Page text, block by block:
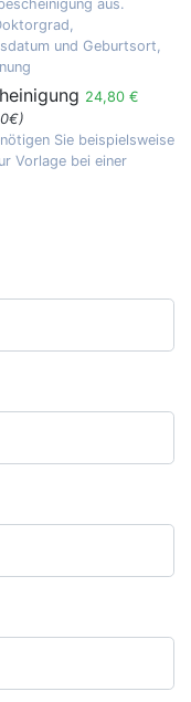
aus.
und Geburtsort,
24,80 €
Sie beispielsweise
Vorlage bei einer